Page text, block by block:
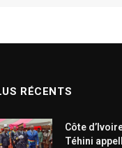
RÉCENTS
Côte
Téhini